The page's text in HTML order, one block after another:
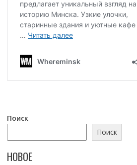
Поиск
Поиск
НОВОЕ